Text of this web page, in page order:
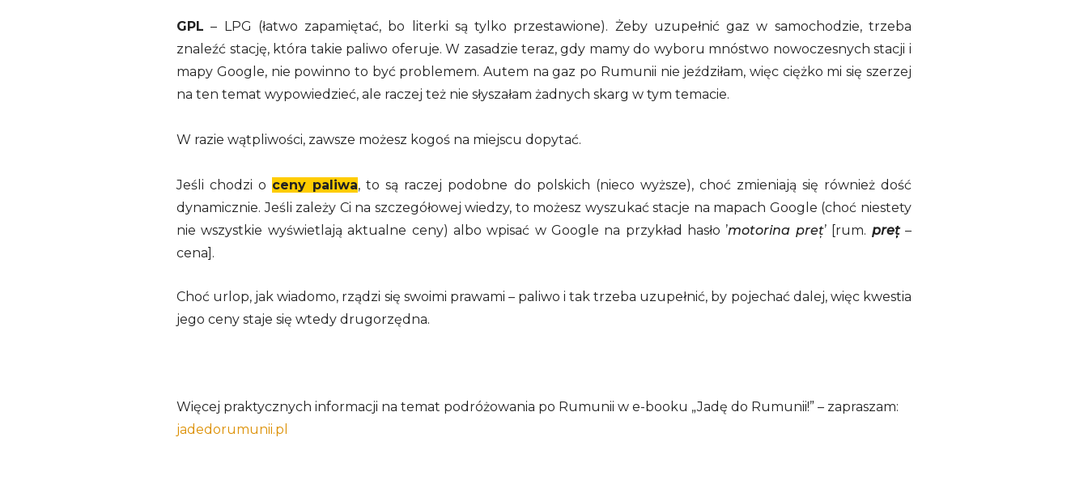
GPL – LPG (łatwo zapamiętać, bo literki są tylko przestawione). Żeby uzupełnić gaz w samochodzie, trzeba
znaleźć stację, która takie paliwo oferuje. W zasadzie teraz, gdy mamy do wyboru mnóstwo nowoczesnych stacji i
mapy Google, nie powinno to być problemem. Autem na gaz po Rumunii nie jeździłam, więc ciężko mi się szerzej
na ten temat wypowiedzieć, ale raczej też nie słyszałam żadnych skarg w tym temacie.
W razie wątpliwości, zawsze możesz kogoś na miejscu dopytać.
Jeśli chodzi o ceny paliwa, to są raczej podobne do polskich (nieco wyższe), choć zmieniają się również dość
dynamicznie. Jeśli zależy Ci na szczegółowej wiedzy, to możesz wyszukać stacje na mapach Google (choć niestety
nie wszystkie wyświetlają aktualne ceny) albo wpisać w Google na przykład hasło ’motorina preț’ [rum. preț–
cena].
Choć urlop, jak wiadomo, rządzi się swoimi prawami – paliwo i tak trzeba uzupełnić, by pojechać dalej, więc kwestia
jego ceny staje się wtedy drugorzędna.
Więcej praktycznych informacji na temat podróżowania po Rumunii w e-booku „Jadę do Rumunii!” – zapraszam:
jadedorumunii.pl